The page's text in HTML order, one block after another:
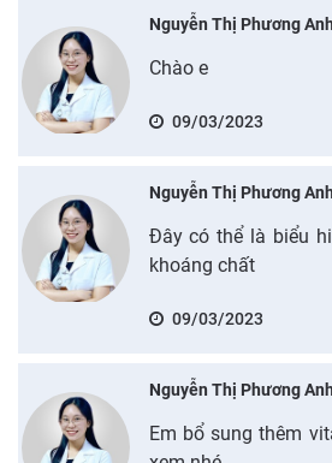
Nguyễn Thị Phương Anh
Chào e
09/03/2023
Nguyễn Thị Phương Anh
Đây có thể là biểu
khoáng chất
09/03/2023
Nguyễn Thị Phương Anh
Em bổ sung thêm